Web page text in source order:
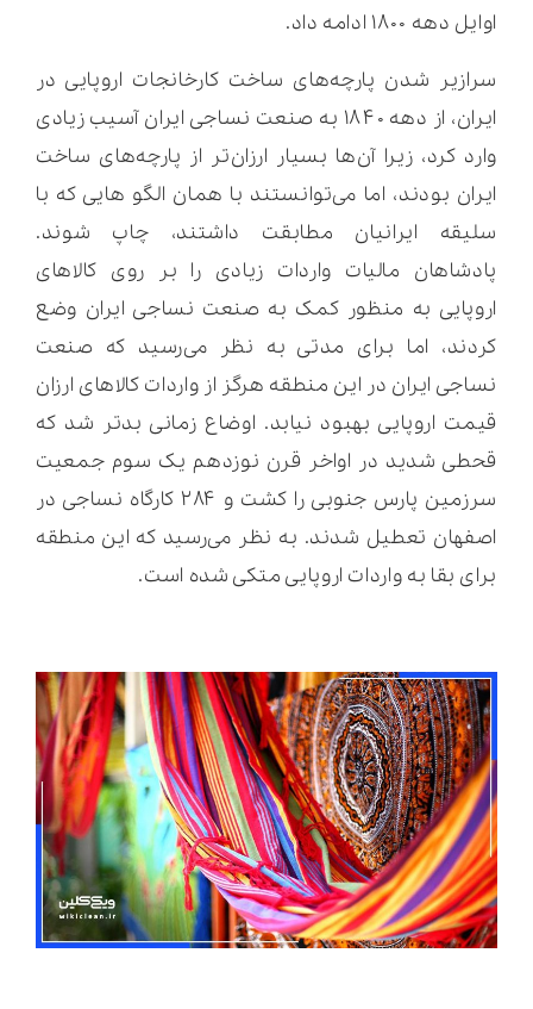
اوایل دهه ۱۸۰۰ ادامه داد.
سرازیر شدن پارچه‌های ساخت کارخانجات اروپایی در
ایران، از دهه ۱۸۴۰ به صنعت نساجی ایران آسیب زیادی
وارد کرد، زیرا آن‌ها بسیار ارزان‌تر از پارچه‌های ساخت
ایران بودند، اما می‌توانستند با همان الگو هایی که با
سلیقه ایرانیان مطابقت داشتند، چاپ شوند.
پادشاهان مالیات واردات زیادی را بر روی کالاهای
اروپایی به منظور کمک به صنعت نساجی ایران وضع
کردند، اما برای مدتی به نظر می‌رسید که صنعت
نساجی ایران در این منطقه هرگز از واردات کالاهای ارزان
قیمت اروپایی بهبود نیابد. اوضاع زمانی بدتر شد که
قحطی شدید در اواخر قرن نوزدهم یک سوم جمعیت
سرزمین پارس جنوبی را کشت و ۲۸۴ کارگاه نساجی در
اصفهان تعطیل شدند. به نظر می‌رسید که این منطقه
برای بقا به واردات اروپایی متکی شده است.